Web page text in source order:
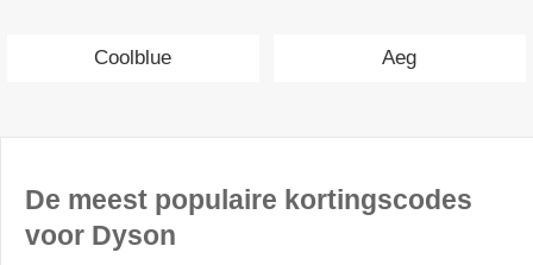
Coolblue Aeg
De meest populaire kortingscodes
voor Dyson